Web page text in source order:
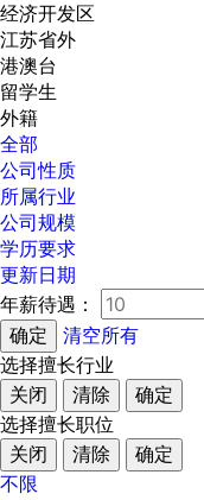
经济开发区
江苏省外
港澳台
留学生
外籍
全部
公司性质
所属行业
公司规模
学历要求
更新日期
年薪待遇：
清空所有
选择擅长行业
关闭
清除
确定
选择擅长职位
关闭
清除
确定
不限